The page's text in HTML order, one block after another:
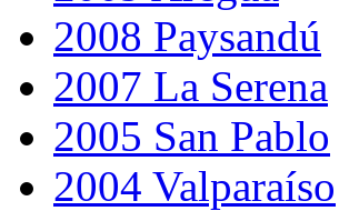
2008 Paysandú
2007 La Serena
2005 San Pablo
2004 Valparaíso